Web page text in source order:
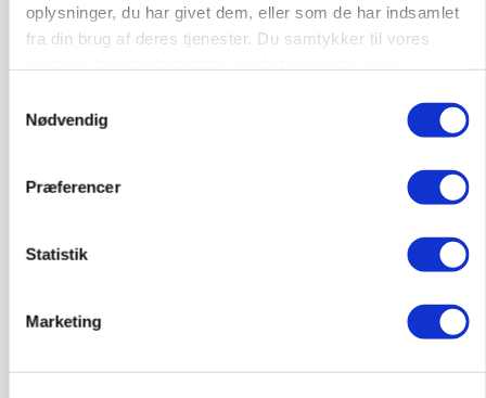
oplysninger, du har givet dem, eller som de har indsamlet
fra din brug af deres tjenester. Du samtykker til vores
Nødvendig
Præferencer
Statistik
Marketing
KVÆG
Snart kan man søge tilskud til naturprojekter
PLANTER